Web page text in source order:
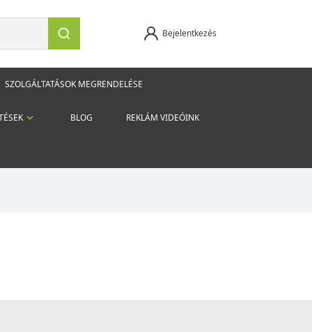
Bejelentkezés
SZOLGÁLTATÁSOK MEGRENDELÉSE
BLOG REKLÁM VIDEÓINK